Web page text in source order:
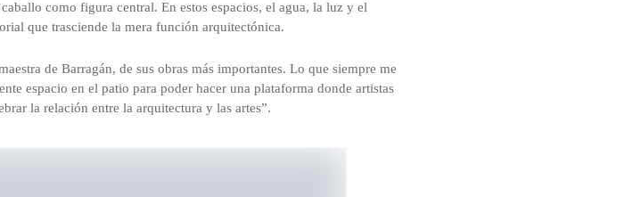
como figura central. En estos espacios, el agua, la luz y el
que trasciende la mera función arquitectónica.
de Barragán, de sus obras más importantes. Lo que siempre me
espacio en el patio para poder hacer una plataforma donde artistas
la relación entre la arquitectura y las artes”.